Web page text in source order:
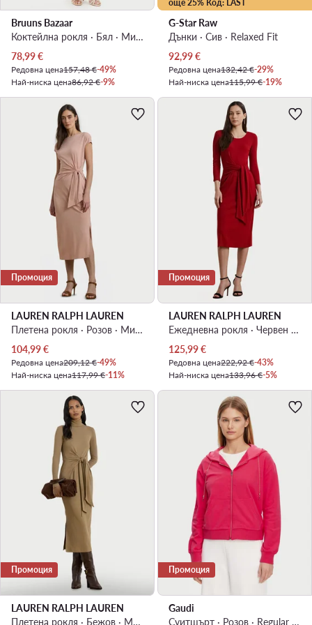
Bruuns Bazaar
Коктейлна рокля · Бял · Миди
Актуална цена
78,99€
Редовна цена157,48 €-49%
Най-ниска цена86,92 €-9%
още 25% Код: LAST
G-Star Raw
Дънки · Сив · Relaxed Fit
Актуална цена
92,99€
Редовна цена132,42 €-29%
Най-ниска цена115,99 €-19%
Промоция
LAUREN RALPH LAUREN
Плетена рокля · Розов · Миди
Актуална цена
104,99€
Редовна цена209,12 €-49%
Най-ниска цена117,99 €-11%
Промоция
LAUREN RALPH LAUREN
Ежедневна рокля · Червен · Миди
Актуална цена
125,99€
Редовна цена222,92 €-43%
Най-ниска цена133,96 €-5%
Промоция
LAUREN RALPH LAUREN
Плетена рокля · Бежов · Миди
Промоция
Gaudi
Суитшърт · Розов · Regular Fit